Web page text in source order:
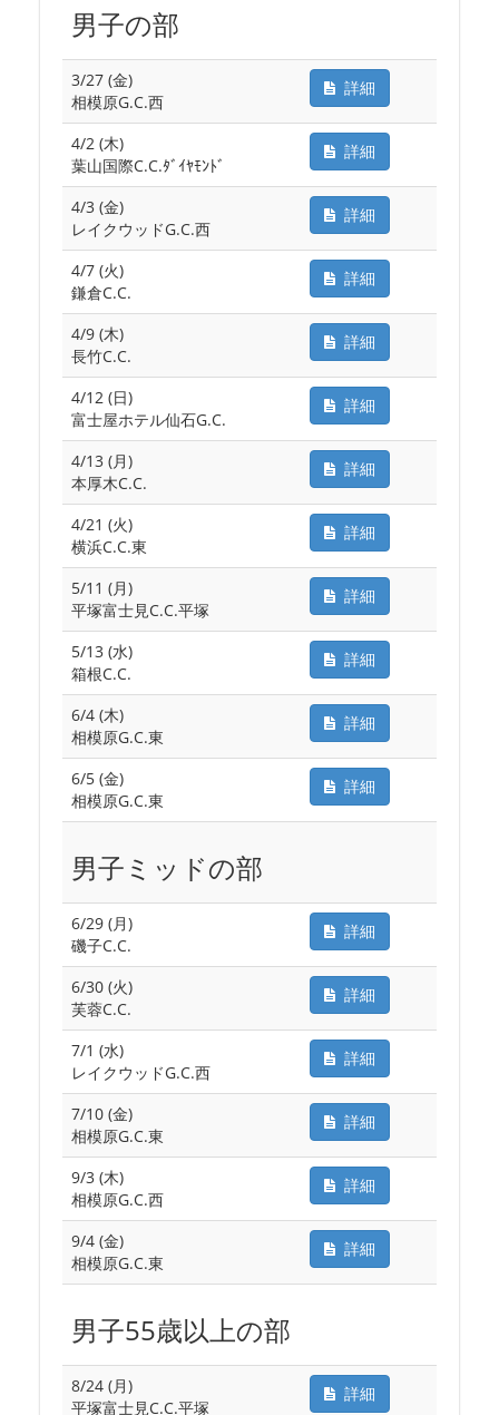
男子の部
3/27 (金)
相模原G.C.西
詳細
4/2 (木)
葉山国際C.C.ﾀﾞｲﾔﾓﾝﾄﾞ
詳細
4/3 (金)
レイクウッドG.C.西
詳細
4/7 (火)
鎌倉C.C.
詳細
4/9 (木)
長竹C.C.
詳細
4/12 (日)
富士屋ホテル仙石G.C.
詳細
4/13 (月)
本厚木C.C.
詳細
4/21 (火)
横浜C.C.東
詳細
5/11 (月)
平塚富士見C.C.平塚
詳細
5/13 (水)
箱根C.C.
詳細
6/4 (木)
相模原G.C.東
詳細
6/5 (金)
相模原G.C.東
詳細
男子ミッドの部
6/29 (月)
磯子C.C.
詳細
6/30 (火)
芙蓉C.C.
詳細
7/1 (水)
レイクウッドG.C.西
詳細
7/10 (金)
相模原G.C.東
詳細
9/3 (木)
相模原G.C.西
詳細
9/4 (金)
相模原G.C.東
詳細
男子55歳以上の部
8/24 (月)
平塚富士見C.C.平塚
詳細